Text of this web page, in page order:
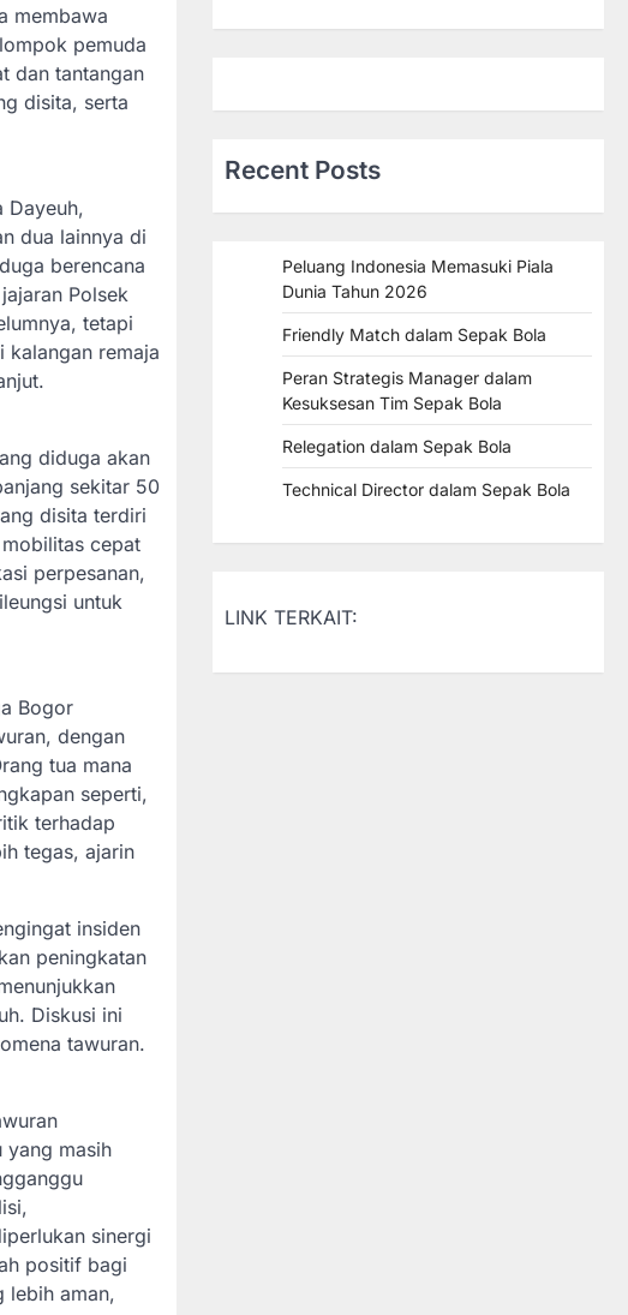
membawa
pemuda
dan tantangan
disita, serta
Dayeuh,
dua lainnya di
berencana
Polsek
tetapi
kalangan remaja
diduga akan
sekitar 50
disita terdiri
cepat
perpesanan,
untuk
Bogor
dengan
tua mana
seperti,
terhadap
tegas, ajarin
insiden
peningkatan
Diskusi ini
tawuran.
yang masih
sinergi
positif bagi
lebih aman,
Recent Posts
Peluang Indonesia Memasuki Piala
Dunia Tahun 2026
Friendly Match dalam Sepak Bola
Peran Strategis Manager dalam
Kesuksesan Tim Sepak Bola
Relegation dalam Sepak Bola
Technical Director dalam Sepak Bola
LINK TERKAIT: